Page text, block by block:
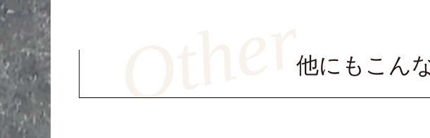
他にもこん